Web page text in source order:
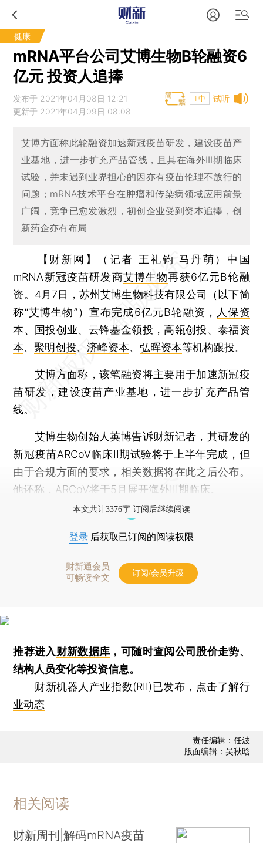
健康
mRNA平台公司艾博生物B轮融资6
亿元 投资人追捧
试听
发布于 2021年04月08日 12:21
更新于 2021年04月09日 08:08
T中
艾博方面称此轮融资加速新冠疫苗研发，建设疫苗产
业基地，进一步扩充产品管线，且其在海外III期临床
试验，并未遇到业界担心的因亦有疫苗伦理不放行的
问题；mRNA技术平台在肿瘤和传染病领域应用前景
广阔，竞争已愈发激烈，初创企业受到资本追捧，创
新药企亦有布局
【财新网】（记者 王礼钧 马丹萌） 中国
mRNA新冠疫苗研发商艾博生物再获6亿元B轮融
资。4月7日，苏州艾博生物科技有限公司（以下简
称“艾博生物”）宣布完成6亿元B轮融资， 人保资
本、 国投创业、 云锋基金领投，高瓴创投、 泰福资
本、聚明创投、济峰资本、弘晖资本等机构跟投。
艾博方面称，该笔融资将主要用于加速新冠疫
苗研发，建设疫苗产业基地，进一步扩充产品管
线。
艾博生物创始人英博告诉财新记者，其研发的
新冠疫苗ARCoV临床II期试验将于上半年完成，但
由于合规方面的要求，相关数据将在此之后公布。
他还称，ARCoV将于5月展开海外III期临床。
本文共计3376字 订阅后继续阅读
登录 后获取已订阅的阅读权限
财新通会员
可畅读全文
订阅/会员升级
推荐进入财新数据库 ，可随时查阅公司股价走势、
结构人员变化等投资信息。
财新机器人产业指数(RII)已发布， 点击了解行
业动态
责任编辑：任波
版面编辑：吴秋晗
相关阅读
财新周刊|解码mRNA疫苗